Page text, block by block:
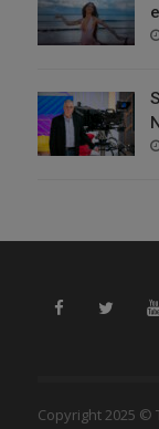
Copyright 2025 ©